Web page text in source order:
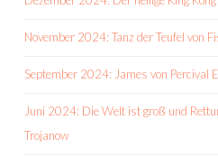
November 2024: Tanz der Teufel von
September 2024: James von Percival
Juni 2024: Die Welt ist groß und
Trojanow